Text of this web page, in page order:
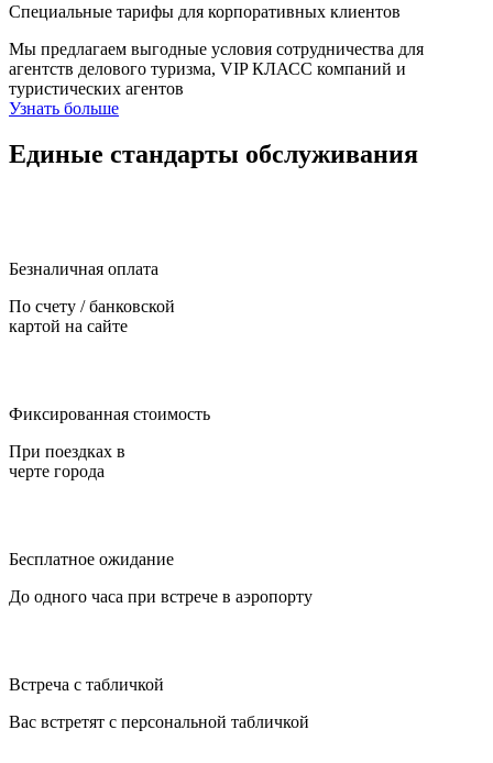
Специальные тарифы для корпоративных клиентов
Мы предлагаем выгодные условия сотрудничества для
агентств делового туризма, VIP КЛАСС компаний и
туристических агентов
Узнать больше
Единые стандарты обслуживания
Безналичная оплата
По счету / банковской
картой на сайте
Фиксированная стоимость
При поездках в
черте города
Бесплатное ожидание
До одного часа при встрече в аэропорту
Встреча с табличкой
Вас встретят с персональной табличкой